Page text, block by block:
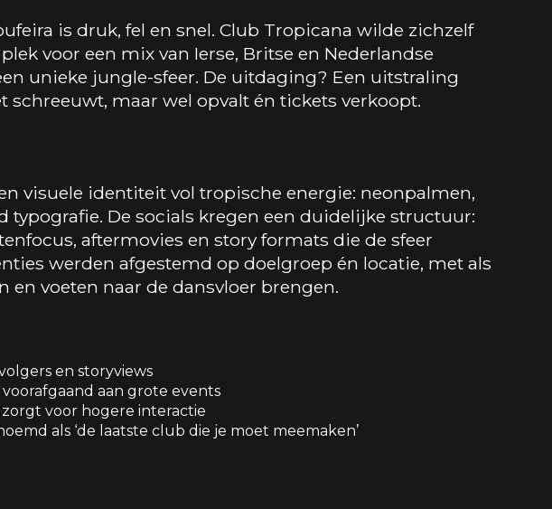
is druk, fel en snel. Club Tropicana wilde zichzelf
voor een mix van Ierse, Britse en Nederlandse
unieke jungle-sfeer. De uitdaging? Een uitstraling
schreeuwt, maar wel opvalt én tickets verkoopt.
visuele identiteit vol tropische energie: neonpalmen,
typografie. De socials kregen een duidelijke structuur:
aftermovies en story formats die de sfeer
werden afgestemd op doelgroep én locatie, met als
en voeten naar de dansvloer brengen.
en storyviews
aan grote events
voor hogere interactie
als ‘de laatste club die je moet meemaken’